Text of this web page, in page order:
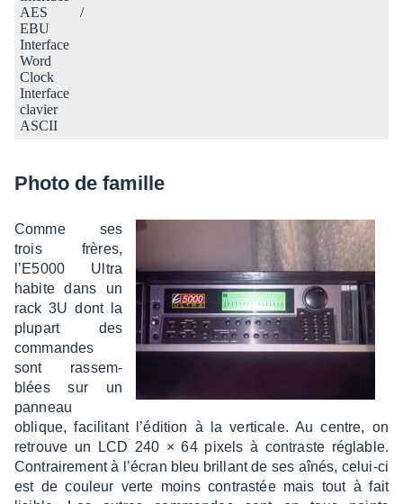
AES /
EBU
Inter­face
Word
Clock
Inter­face
clavier
ASCII
Photo de famille
Comme ses
trois frères,
l’E5000 Ultra
habite dans un
rack 3U dont la
plupart des
commandes
sont rassem­
blées sur un
panneau
oblique, faci­li­tant l’édi­tion à la verti­cale. Au centre, on
retrouve un LCD 240 × 64 pixels à contraste réglable.
Contrai­re­ment à l’écran bleu brillant de ses aînés, celui-ci
est de couleur verte moins contras­tée mais tout à fait